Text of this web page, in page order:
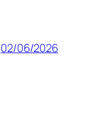
02/06/2026